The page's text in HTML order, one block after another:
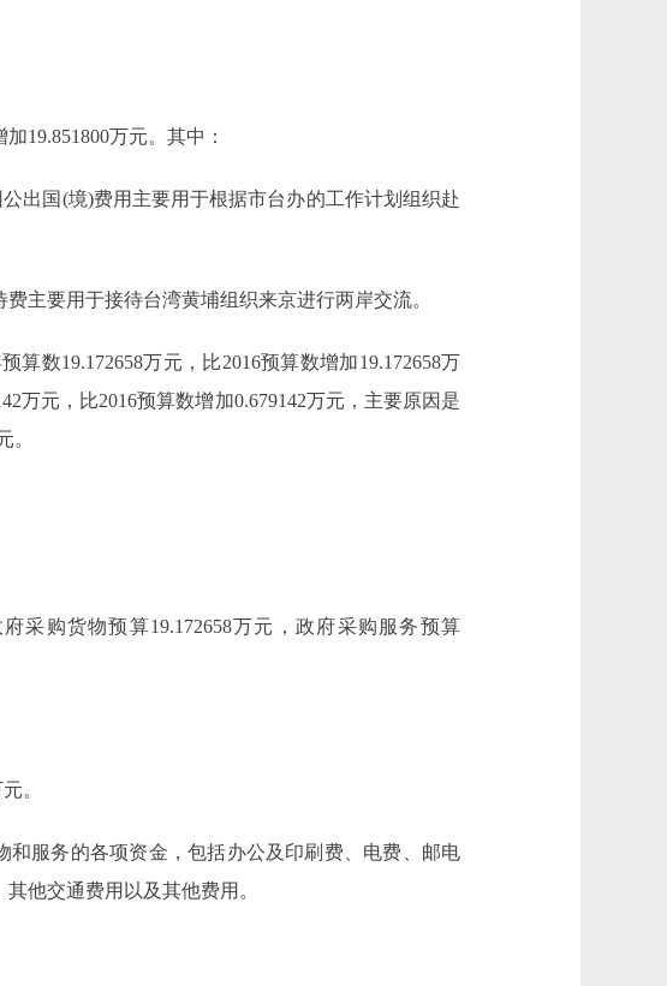
19.851800万元。其中：
出国(境)费用主要用于根据市台办的工作计划组织赴
主要用于接待台湾黄埔组织来京进行两岸交流。
数19.172658万元，比2016预算数增加19.172658万
万元，比2016预算数增加0.679142万元，主要原因是
。
购货物预算19.172658万元，政府采购服务预算
。
服务的各项资金，包括办公及印刷费、电费、邮电
他交通费用以及其他费用。